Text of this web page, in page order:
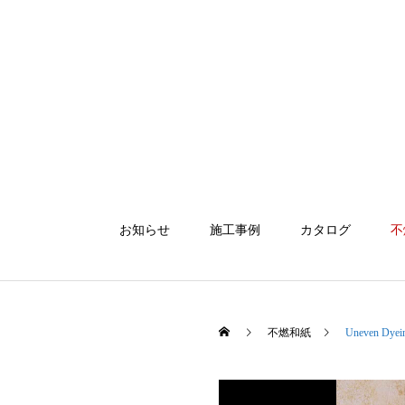
お知らせ 施工事例 カタログ
不燃和紙 Uneven